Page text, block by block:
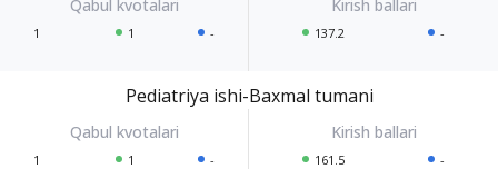
1 1 - 137.2 -
Pediatriya ishi-Baxmal tumani
1 1 - 161.5 -